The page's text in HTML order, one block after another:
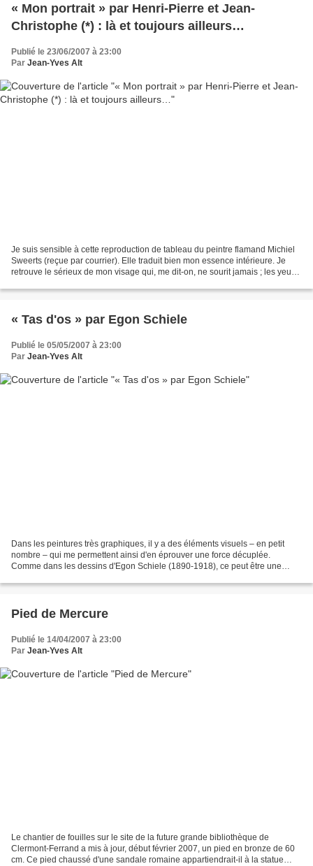
« Mon portrait » par Henri-Pierre et Jean-
Christophe (*) : là et toujours ailleurs…
Publié le 23/06/2007 à 23:00
Par Jean-Yves Alt
Je suis sensible à cette reproduction de tableau du peintre flamand Michiel
Sweerts (reçue par courrier). Elle traduit bien mon essence intérieure. Je
retrouve le sérieux de mon visage qui, me dit-on, ne sourit jamais ; les yeux,
« Tas d'os » par Egon Schiele
Publié le 05/05/2007 à 23:00
Par Jean-Yves Alt
Dans les peintures très graphiques, il y a des éléments visuels – en petit
nombre – qui me permettent ainsi d'en éprouver une force décuplée.
Comme dans les dessins d'Egon Schiele (1890-1918), ce peut être une
Pied de Mercure
Publié le 14/04/2007 à 23:00
Par Jean-Yves Alt
Le chantier de fouilles sur le site de la future grande bibliothèque de
Clermont-Ferrand a mis à jour, début février 2007, un pied en bronze de 60
cm. Ce pied chaussé d'une sandale romaine appartiendrait-il à la statue